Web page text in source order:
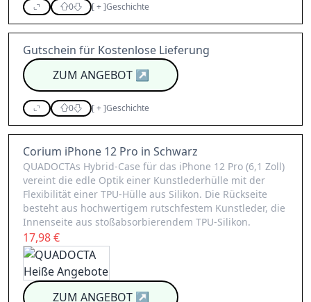
0 [+]Geschichte
Gutschein für Kostenlose Lieferung
ZUM ANGEBOT↗
0 [+]Geschichte
Corium iPhone 12 Pro in Schwarz
QUADOCTAs Hybrid-Case für das iPhone 12 Pro (6,1 Zoll)
vereint die edle Optik einer Kunstlederhülle mit der
Flexibilität einer TPU-Hülle aus Silikon. Die Rückseite
besteht aus hochwertigem rutschfestem Kunstleder, die
Innenseite aus stoßabsorbierendem TPU-Silikon.
17,98 €
ZUM ANGEBOT↗